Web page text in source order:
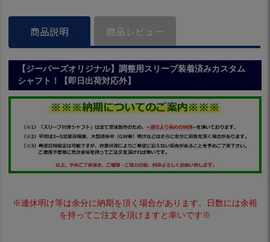
M1／RBZ)
商品説明 商品レビュー
【ジーパーズオリジナル】調整用スリーブ装着済みカスタム
シャフト！【即日出荷対応外】
※連休明け等は余分に納期を頂く場合があります。日数には余裕
を持ってご注文を頂けますと幸いです※